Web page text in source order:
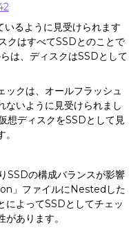
るように見受けられます
クはすべてSSDとのことで
は、ディスクはSSDとして
ックは、オールフラッシュ
ないように見受けられまし
想ディスクをSSDとして見
SSDの構成バランスが影響
」ファイルにNestedした
によってSSDとしてチェッ
あります。